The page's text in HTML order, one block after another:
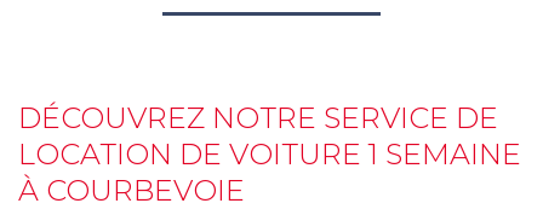
DÉCOUVREZ NOTRE SERVICE DE
LOCATION DE VOITURE 1 SEMAINE
À COURBEVOIE